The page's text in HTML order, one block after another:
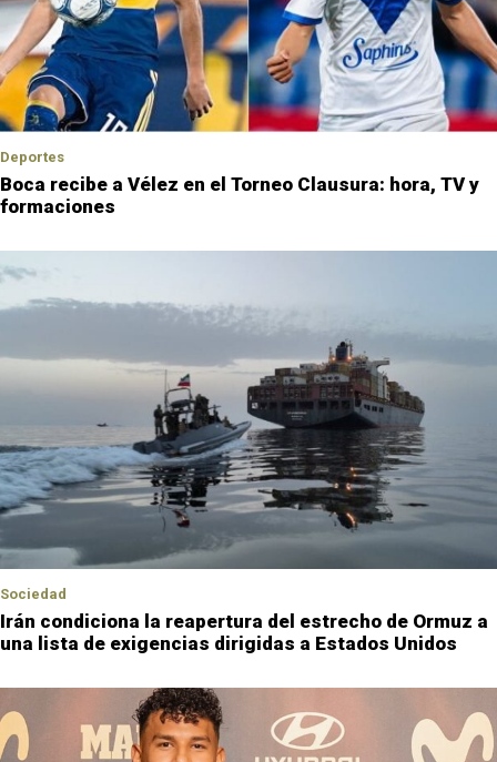
Deportes
Boca recibe a Vélez en el Torneo Clausura: hora, TV y
formaciones
Sociedad
Irán condiciona la reapertura del estrecho de Ormuz a
una lista de exigencias dirigidas a Estados Unidos